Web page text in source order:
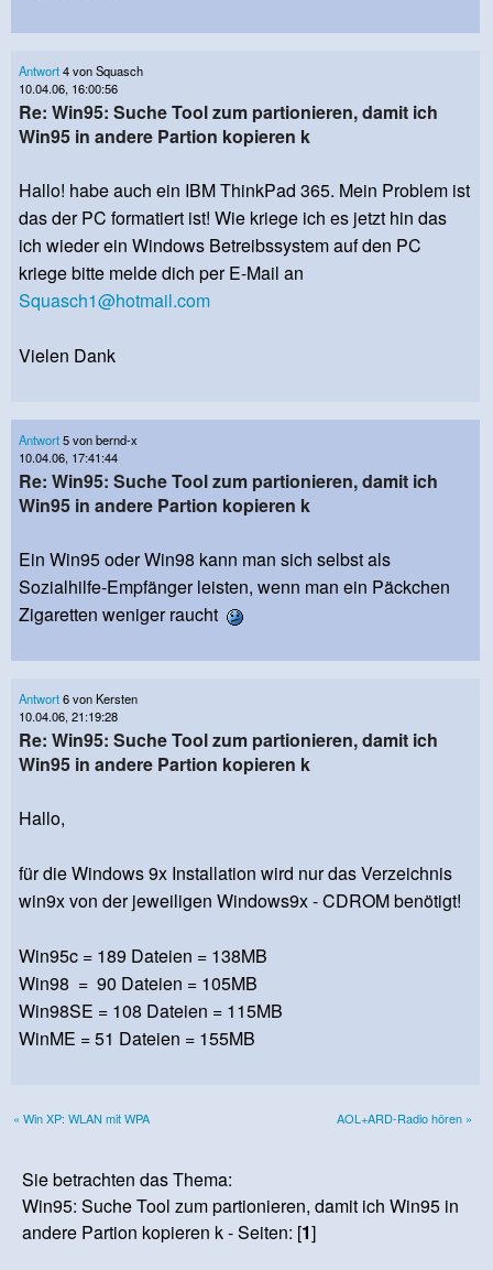
Antwort4 von Squasch
10.04.06, 16:00:56
Re: Win95: Suche Tool zum partionieren, damit ich
Win95 in andere Partion kopieren k
Hallo! habe auch ein IBM ThinkPad 365. Mein Problem ist
das der PC formatiert ist! Wie kriege ich es jetzt hin das
ich wieder ein Windows Betreibssystem auf den PC
kriege bitte melde dich per E-Mail an
Squasch1@hotmail.com
Vielen Dank
Antwort5 von bernd-x
10.04.06, 17:41:44
Re: Win95: Suche Tool zum partionieren, damit ich
Win95 in andere Partion kopieren k
Ein Win95 oder Win98 kann man sich selbst als
Sozialhilfe-Empfänger leisten, wenn man ein Päckchen
Zigaretten weniger raucht
Antwort6 von Kersten
10.04.06, 21:19:28
Re: Win95: Suche Tool zum partionieren, damit ich
Win95 in andere Partion kopieren k
Hallo,
für die Windows 9x Installation wird nur das Verzeichnis
win9x von der jeweiligen Windows9x - CDROM benötigt!
Win95c = 189 Dateien = 138MB
Win98 = 90 Dateien = 105MB
Win98SE = 108 Dateien = 115MB
WinME = 51 Dateien = 155MB
« Win XP: WLAN mit WPA AOL+ARD-Radio hören »
Sie betrachten das Thema:
Win95: Suche Tool zum partionieren, damit ich Win95 in
andere Partion kopieren k - Seiten: [1]